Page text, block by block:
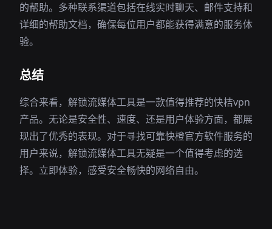
的帮助。多种联系渠道包括在线实时聊天、邮件支持和
详细的帮助文档，确保每位用户都能获得满意的服务体
验。
总结
综合来看，解锁流媒体工具是一款值得推荐的快桔vpn
产品。无论是安全性、速度、还是用户体验方面，都展
现出了优秀的表现。对于寻找可靠快橙官方软件服务的
用户来说，解锁流媒体工具无疑是一个值得考虑的选
择。立即体验，感受安全畅快的网络自由。